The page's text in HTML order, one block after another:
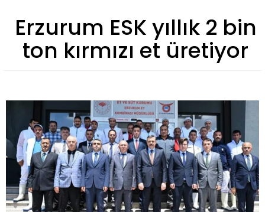
Erzurum ESK yıllık 2 bin
ton kırmızı et üretiyor